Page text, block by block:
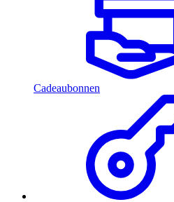
Cadeaubonnen